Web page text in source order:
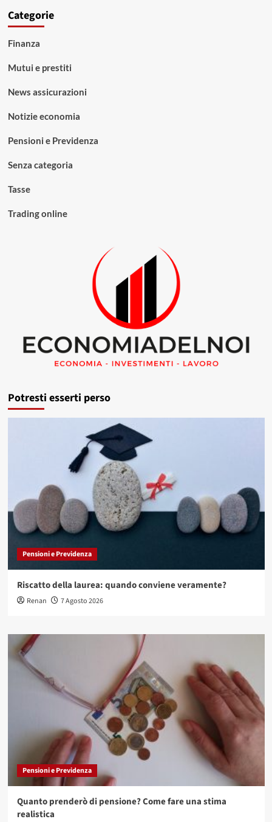
Categorie
Finanza
Mutui e prestiti
News assicurazioni
Notizie economia
Pensioni e Previdenza
Senza categoria
Tasse
Trading online
Potresti esserti perso
Pensioni e Previdenza
Riscatto della laurea: quando conviene veramente?
Renan 7 Agosto 2026
Pensioni e Previdenza
Quanto prenderò di pensione? Come fare una stima
realistica